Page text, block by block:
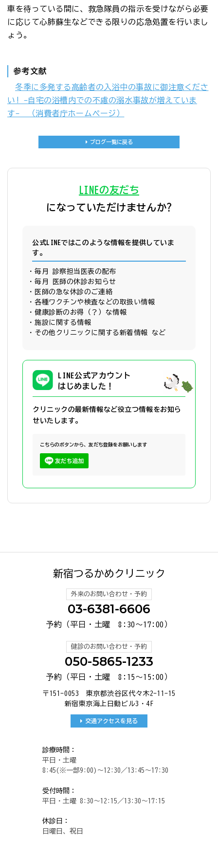
車を待っている間に、救急隊員の指示を受けながら必要
に応じて心肺蘇生などできる限りの応急処置を行いまし
ょう。
参考文献
冬季に多発する高齢者の入浴中の事故に御注意くださ
い! -自宅の浴槽内での不慮の溺水事故が増えていま
す- （消費者庁ホームページ）
ブログ一覧に戻る
LINEの友だち
になっていただけませんか?
公式LINEではこのような情報を提供していま
す。
毎月 診察担当医表の配布
毎月 医師の休診お知らせ
医師の急な休診のご連絡
各種ワクチンや検査などの取扱い情報
健康診断のお得（？）な情報
施設に関する情報
その他クリニックに関する新着情報 など
LINE公式アカウント
はじめました！
クリニックの最新情報など役立つ情報をお知ら
せいたします。
こちらのボタンから、友だち登録をお願いします
新宿つるかめクリニック
外来のお問い合わせ・予約
03-6381-6606
予約（平日・土曜 8:30～17:00）
健診のお問い合わせ・予約
050-5865-1233
予約（平日・土曜 8:15～15:00）
〒151-0053 東京都渋谷区代々木2-11-15
新宿東京海上日動ビル3・4F
交通アクセスを見る
診療時間：
平日・土曜
8:45(※一部9:00)～12:30／13:45～17:30
受付時間：
平日・土曜 8:30～12:15／13:30～17:15
休診日：
日曜日、祝日